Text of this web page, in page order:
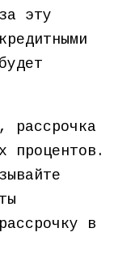
эту
рассрочка
процентов.
в